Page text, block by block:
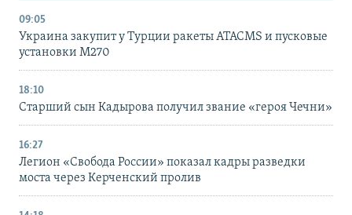
09:05
Украина закупит у Турции ракеты ATACMS и пусковые
установки M270
18:10
Старший сын Кадырова получил звание «героя Чечни»
16:27
Легион «Свобода России» показал кадры разведки
моста через Керченский пролив